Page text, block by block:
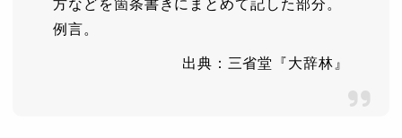
方などを箇条書きにまとめて記した部分。
例言。
出典：三省堂『大辞林』